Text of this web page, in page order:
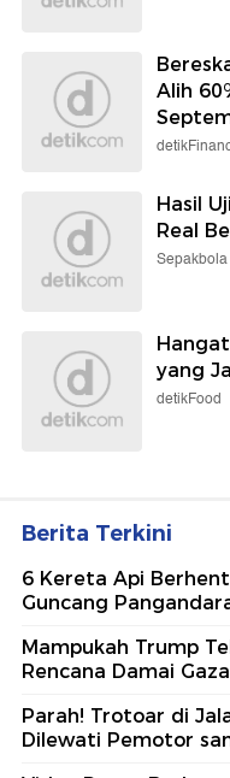
Alih
Hasil
Real
Sepakbola
yang
detikFood
Berita Terkini
6 Kereta Api
Guncang
Mampukah Trump
Rencana Damai
Parah! Trotoar di
Dilewati Pemotor